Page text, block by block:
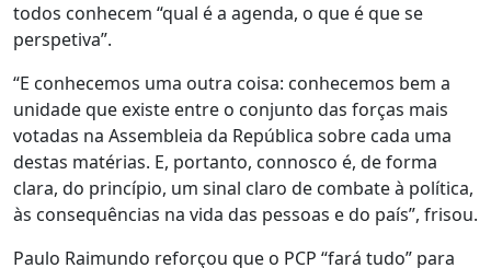
todos conhecem “qual é a agenda, o que é que se
perspetiva”.
“E conhecemos uma outra coisa: conhecemos bem a
unidade que existe entre o conjunto das forças mais
votadas na Assembleia da República sobre cada uma
destas matérias. E, portanto, connosco é, de forma
clara, do princípio, um sinal claro de combate à política,
às consequências na vida das pessoas e do país”, frisou.
Paulo Raimundo reforçou que o PCP “fará tudo” para